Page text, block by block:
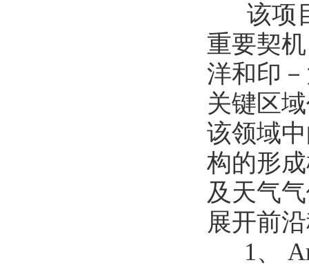
该项目
重要契
洋和印
关键区
该领域
构的形
及天气
展开前
1、